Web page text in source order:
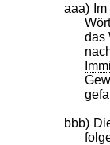
aaa)
das
bbb)